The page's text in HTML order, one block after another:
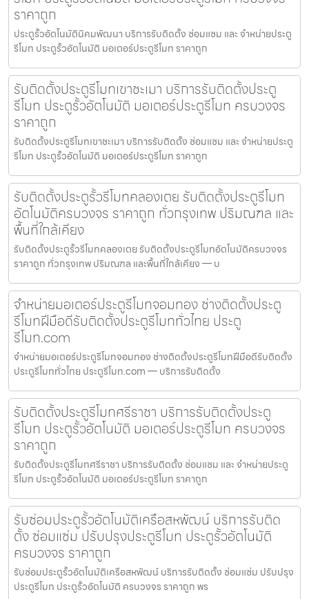
ราคาถูก
ประตูรั้วอัตโนมัตินิคมพัฒนา บริการรับติดตั้ง ซ่อมแซม และ จำหน่ายประตู
รีโมท ประตูรั้วอัตโนมัติ มอเตอร์ประตูรีโมท ราคาถูก
รับติดตั้งประตูรีโมทเขาชะเมา บริการรับติดตั้งประตู
รีโมท ประตูรั้วอัตโนมัติ มอเตอร์ประตูรีโมท ครบวงจร
ราคาถูก
รับติดตั้งประตูรีโมทเขาชะเมา บริการรับติดตั้ง ซ่อมแซม และ จำหน่ายประตู
รีโมท ประตูรั้วอัตโนมัติ มอเตอร์ประตูรีโมท ราคาถูก
รับติดตั้งประตูรั้วรีโมทคลองเตย รับติดตั้งประตูรีโมท
อัตโนมัติครบวงจร ราคาถูก ทั่วกรุงเทพ ปริมณฑล และ
พื้นที่ใกล้เคียง
รับติดตั้งประตูรั้วรีโมทคลองเตย รับติดตั้งประตูรีโมทอัตโนมัติครบวงจร
ราคาถูก ทั่วกรุงเทพ ปริมณฑล และพื้นที่ใกล้เคียง — บ
จำหน่ายมอเตอร์ประตูรีโมทจอมทอง ช่างติดตั้งประตู
รีโมทฝีมือดีรับติดตั้งประตูรีโมททั่วไทย ประตู
รีโมท.com
จำหน่ายมอเตอร์ประตูรีโมทจอมทอง ช่างติดตั้งประตูรีโมทฝีมือดีรับติดตั้ง
ประตูรีโมททั่วไทย ประตูรีโมท.com — บริการรับติดตั้ง
รับติดตั้งประตูรีโมทศรีราชา บริการรับติดตั้งประตู
รีโมท ประตูรั้วอัตโนมัติ มอเตอร์ประตูรีโมท ครบวงจร
ราคาถูก
รับติดตั้งประตูรีโมทศรีราชา บริการรับติดตั้ง ซ่อมแซม และ จำหน่ายประตู
รีโมท ประตูรั้วอัตโนมัติ มอเตอร์ประตูรีโมท ราคาถูก
รับซ่อมประตูรั้วอัตโนมัติเครือสหพัฒน์ บริการรับติด
ตั้ง ซ่อมแซ่ม ปรับปรุงประตูรีโมท ประตูรั้วอัตโนมัติ
ครบวงจร ราคาถูก
รับซ่อมประตูรั้วอัตโนมัติเครือสหพัฒน์ บริการรับติดตั้ง ซ่อมแซ่ม ปรับปรุง
ประตูรีโมท ประตูรั้วอัตโนมัติ ครบวงจร ราคาถูก พร